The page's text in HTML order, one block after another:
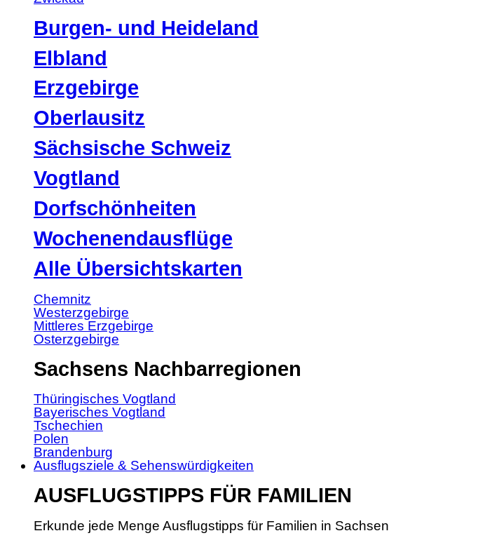
Burgen- und Heideland
Elbland
Erzgebirge
Oberlausitz
Sächsische Schweiz
Vogtland
Dorfschönheiten
Wochenendausflüge
Alle Übersichtskarten
Chemnitz
Westerzgebirge
Mittleres Erzgebirge
Osterzgebirge
Sachsens Nachbarregionen
Thüringisches Vogtland
Bayerisches Vogtland
Tschechien
Polen
Brandenburg
Ausflugsziele & Sehenswürdigkeiten
AUSFLUGSTIPPS FÜR FAMILIEN
Erkunde jede Menge Ausflugstipps für Familien in Sachsen